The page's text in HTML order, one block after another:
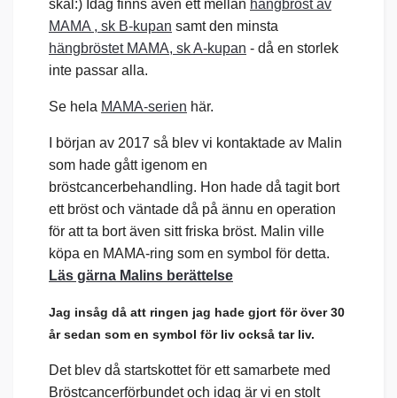
skäl:) Idag finns även ett mellan hängbröst av
MAMA , sk B-kupan samt den minsta
hängbröstet MAMA, sk A-kupan - då en storlek
inte passar alla.
Se hela MAMA-serien här.
I början av 2017 så blev vi kontaktade av Malin
som hade gått igenom en
bröstcancerbehandling. Hon hade då tagit bort
ett bröst och väntade då på ännu en operation
för att ta bort även sitt friska bröst. Malin ville
köpa en MAMA-ring som en symbol för detta.
Läs gärna Malins berättelse
Jag insåg då att ringen jag hade gjort för över 30
år sedan som en symbol för liv också tar liv.
Det blev då startskottet för ett samarbete med
Bröstcancerförbundet och idag är vi en stolt